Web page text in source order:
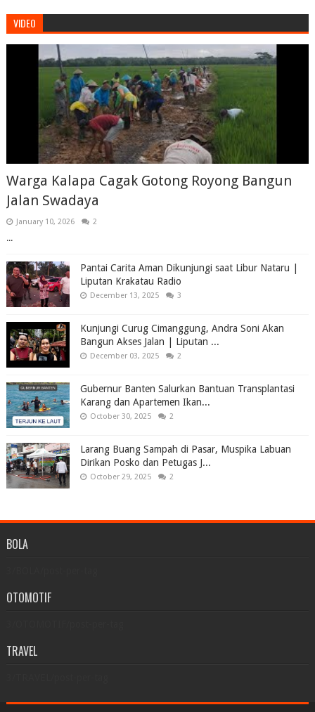
VIDEO
Warga Kalapa Cagak Gotong Royong Bangun
Jalan Swadaya
January 10, 2026 2
...
Pantai Carita Aman Dikunjungi saat Libur Nataru |
Liputan Krakatau Radio
December 13, 2025 3
Kunjungi Curug Cimanggung, Andra Soni Akan
Bangun Akses Jalan | Liputan ...
December 03, 2025 2
Gubernur Banten Salurkan Bantuan Transplantasi
Karang dan Apartemen Ikan...
October 30, 2025 2
Larang Buang Sampah di Pasar, Muspika Labuan
Dirikan Posko dan Petugas J...
October 29, 2025 2
BOLA
OTOMOTIF
TRAVEL